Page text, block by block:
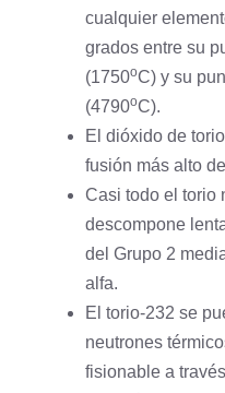
cualquier
grados entre su
(1750oC) y su
(4790oC).
El dióxido de
fusión más alto
Casi todo el torio
descompone
del Grupo 2
alfa.
El torio-232 se
neutrones
fisionable a